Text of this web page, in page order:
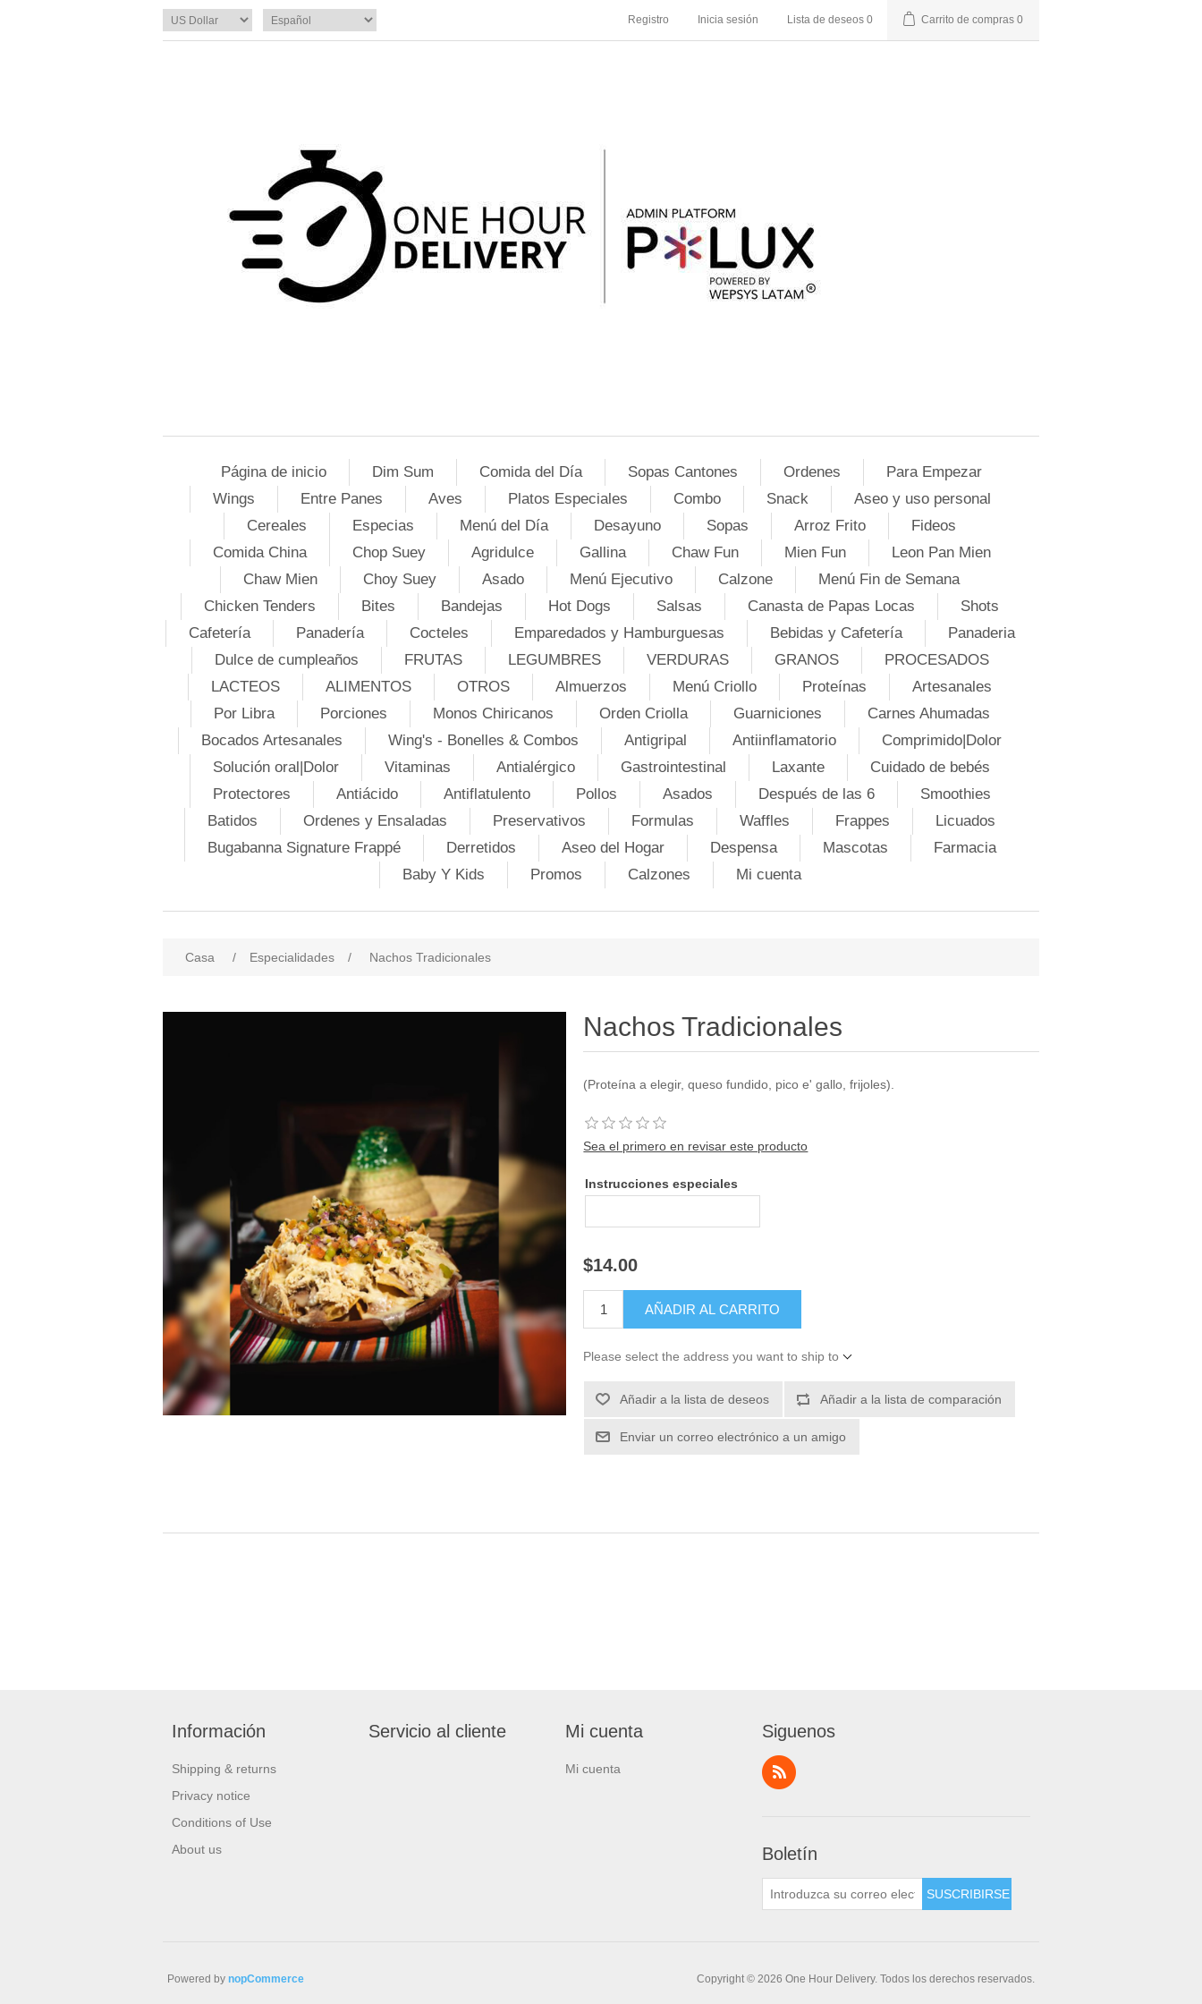
Registro Inicia sesión Lista de deseos 0 Carrito de compras 0
Página de inicio Dim Sum Comida del Día Sopas Cantones Ordenes
Para Empezar
Wings
Entre Panes Aves Platos Especiales Combo Snack
Aseo y uso personal
Cereales
Especias Menú del Día Desayuno Sopas Arroz Frito
Fideos
Comida China
Chop Suey Agridulce Gallina Chaw Fun Mien Fun
Leon Pan Mien
Chaw Mien
Choy Suey Asado Menú Ejecutivo Calzone
Menú Fin de Semana
Chicken Tenders
Bites Bandejas Hot Dogs Salsas Canasta de Papas Locas
Shots
Cafetería
Panadería Cocteles Emparedados y Hamburguesas Bebidas y Cafetería
Panaderia
Dulce de cumpleaños
FRUTAS LEGUMBRES VERDURAS GRANOS
PROCESADOS
LACTEOS
ALIMENTOS OTROS Almuerzos Menú Criollo Proteínas
Artesanales
Por Libra
Porciones Monos Chiricanos Orden Criolla Guarniciones
Carnes Ahumadas
Bocados Artesanales
Wing's - Bonelles & Combos Antigripal Antiinflamatorio
Comprimido|Dolor
Solución oral|Dolor
Vitaminas Antialérgico Gastrointestinal Laxante
Cuidado de bebés
Protectores
Antiácido Antiflatulento Pollos Asados Después de las 6
Smoothies
Batidos
Ordenes y Ensaladas Preservativos Formulas Waffles Frappes
Licuados
Bugabanna Signature Frappé
Derretidos Aseo del Hogar Despensa Mascotas
Farmacia
Baby Y Kids
Promos Calzones Mi cuenta
Casa / Especialidades / Nachos Tradicionales
Nachos Tradicionales
(Proteína a elegir, queso fundido, pico e' gallo, frijoles).
Sea el primero en revisar este producto
Instrucciones especiales
$14.00
Please select the address you want to ship to
Información
Shipping & returns
Privacy notice
Conditions of Use
About us
Servicio al cliente Mi cuenta
Mi cuenta
Siguenos
Boletín
Copyright © 2026 One Hour Delivery. Todos los derechos reservados.
Powered by nopCommerce